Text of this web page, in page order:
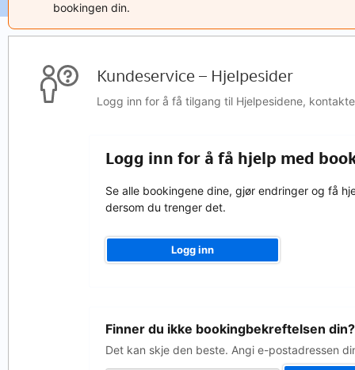
bookingen din.
Kundeservice – Hjelpesider
Logg inn for å få tilgang til Hjelpesidene,
Logg inn for å få hjelp med
Se alle bookingene dine, gjør endringer og få
dersom du trenger det.
Logg inn
Finner du ikke bookingbekreftelsen din?
Det kan skje den beste. Angi e-postadressen
postadresse